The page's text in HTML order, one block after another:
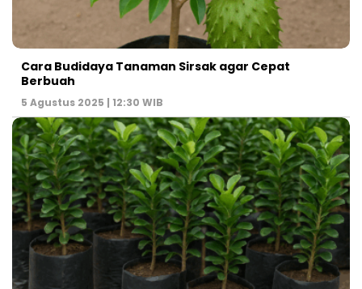
Cara Budidaya Tanaman Sirsak agar Cepat
Berbuah
5 Agustus 2025 | 12:30 WIB